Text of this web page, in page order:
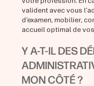
valident avec vous
d’examen, mobilier,
accueil optimal de
Y A-T-IL DES
MON CÔTÉ ?